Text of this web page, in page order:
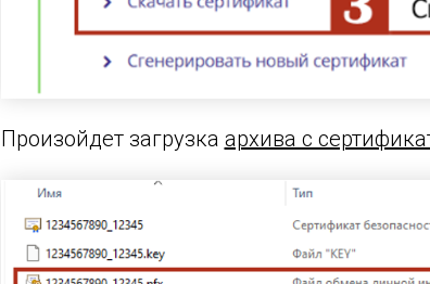
Произойдет загрузка архива с